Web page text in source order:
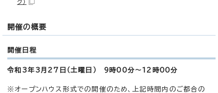
ク）
開催の概要
開催日程
令和3年3月27日（土曜日） 9時00分～12時00分
※オープンハウス形式での開催のため、上記時間内のご都合の